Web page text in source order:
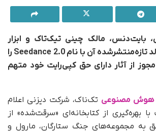
بایت‌دنس، مالک چینی تیک‌تاک و ابزار
هوش مصنوعی مولد تازه‌منتشرشده آن با نام Seedance 2.0 را
از آثار دارای حق کپی‌رایت خود متهم
مصنوعی تک‌ناک، شرکت دیزنی اعلام
بهره‌گیری از کتابخانه‌ای «سرقت‌شده» از
مجموعه‌های جنگ ستارگان، مارول و